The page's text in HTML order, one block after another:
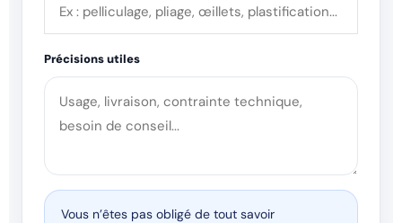
Précisions utiles
Vous n’êtes pas obligé de tout savoir